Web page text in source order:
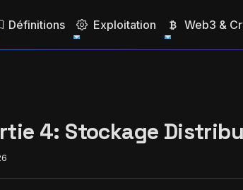
Définitions Exploitation Web3 &
4: Stockage